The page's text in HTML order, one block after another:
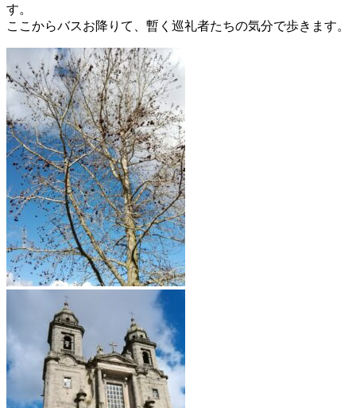
す。
ここからバスお降りて、暫く巡礼者たちの気分で歩きます。